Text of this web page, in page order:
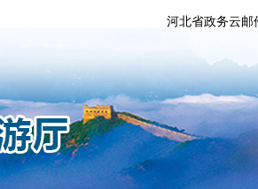
河北省政务云邮